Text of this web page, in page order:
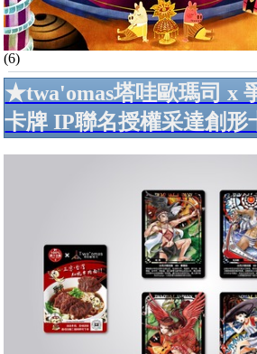
(6)
★twa'omas塔哇歐瑪司 x
卡牌 IP聯名授權采達創形